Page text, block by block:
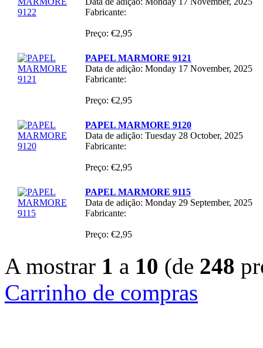
Fabricante:
Preço: €2,95
PAPEL MARMORE 9121
Data de adição: Monday 17 November, 2025
Fabricante:
Preço: €2,95
PAPEL MARMORE 9120
Data de adição: Tuesday 28 October, 2025
Fabricante:
Preço: €2,95
PAPEL MARMORE 9115
Data de adição: Monday 29 September, 2025
Fabricante:
Preço: €2,95
A mostrar 1 a 10 (de 248
Carrinho de compras